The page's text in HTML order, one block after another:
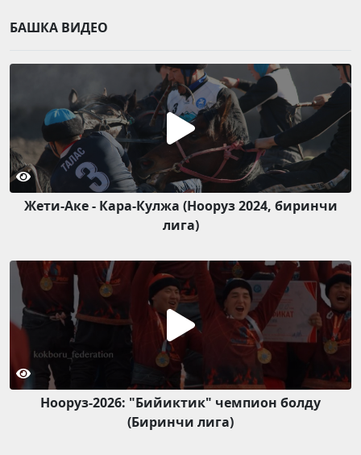
БАШКА ВИДЕО
Жети-Аке - Кара-Кулжа (Нооруз 2024, биринчи
лига)
Нооруз-2026: "Бийиктик" чемпион болду
(Биринчи лига)